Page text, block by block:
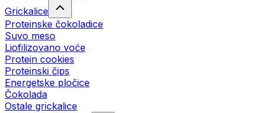
Grickalice
Proteinske čokoladice
Suvo meso
Liofilizovano voće
Protein cookies
Proteinski čips
Energetske pločice
Čokolada
Ostale grickalice